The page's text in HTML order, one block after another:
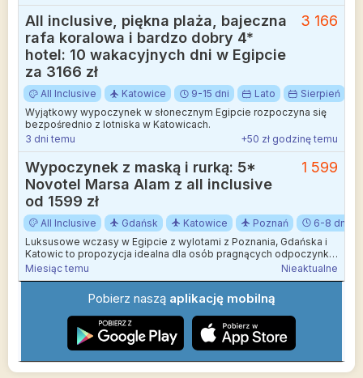
All inclusive, piękna plaża, bajeczna
rafa koralowa i bardzo dobry 4*
hotel: 10 wakacyjnych dni w Egipcie
za 3166 zł
3 166
All Inclusive Katowice 9-15 dni Lato
Sierpień
Wyjątkowy wypoczynek w słonecznym Egipcie rozpoczyna się
bezpośrednio z lotniska w Katowicach.
3 dni temu
+50 zł godzinę temu
Wypoczynek z maską i rurką: 5*
Novotel Marsa Alam z all inclusive
od 1599 zł
1 599
All Inclusive Gdańsk Katowice Poznań
6-8 dni
Luksusowe wczasy w Egipcie z wylotami z Poznania, Gdańska i
Katowic to propozycja idealna dla osób pragnących odpoczynku
w wysokim standardzie.
Miesiąc temu Nieaktualne
Pobierz naszą aplikację mobilną